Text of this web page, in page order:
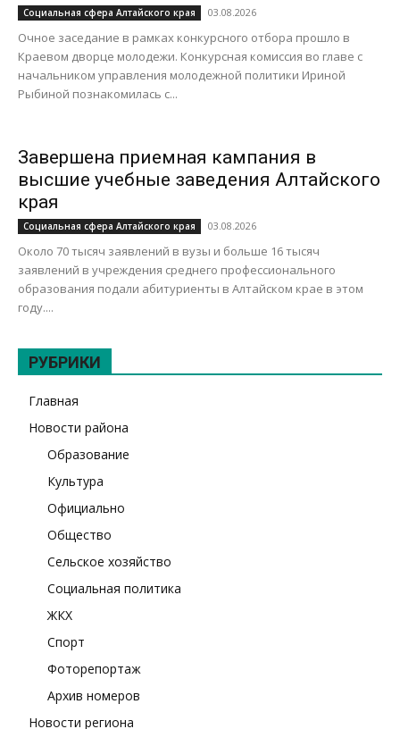
Социальная сфера Алтайского края 03.08.2026
Очное заседание в рамках конкурсного отбора прошло в
Краевом дворце молодежи. Конкурсная комиссия во главе с
начальником управления молодежной политики Ириной
Рыбиной познакомилась с...
Завершена приемная кампания в
высшие учебные заведения Алтайского
края
Социальная сфера Алтайского края 03.08.2026
Около 70 тысяч заявлений в вузы и больше 16 тысяч
заявлений в учреждения среднего профессионального
образования подали абитуриенты в Алтайском крае в этом
году....
РУБРИКИ
Главная
Новости района
Образование
Культура
Официально
Общество
Сельское хозяйство
Социальная политика
ЖКХ
Спорт
Фоторепортаж
Архив номеров
Новости региона